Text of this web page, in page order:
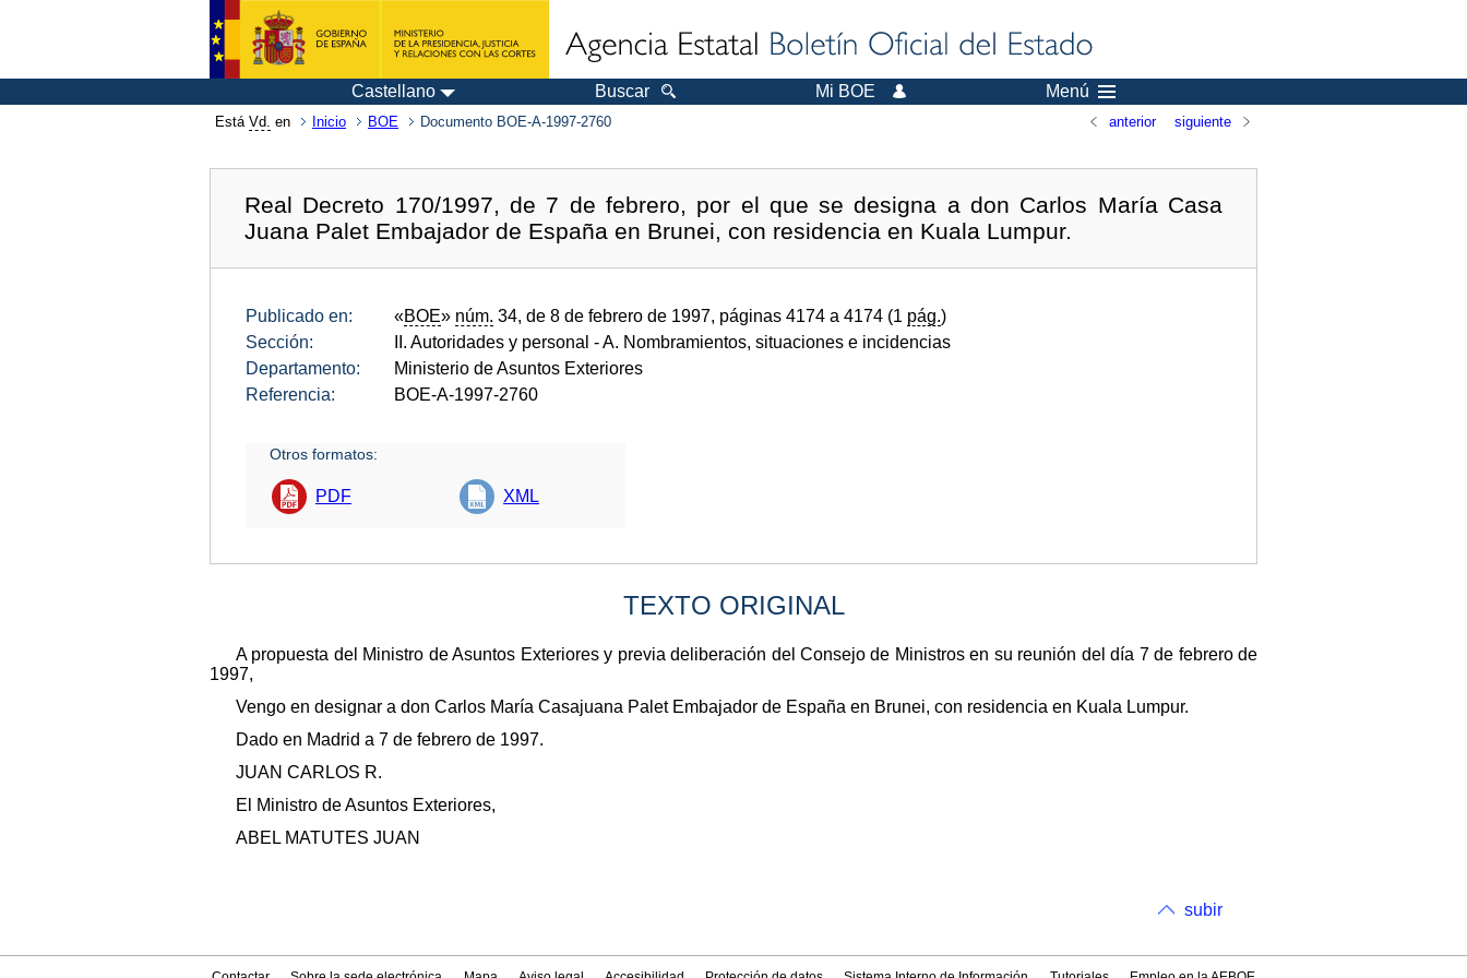
Castellano Buscar Mi BOE Menú
Está Vd. en Inicio BOE Documento BOE-A-1997-2760 anterior siguiente
Real Decreto 170/1997, de 7 de febrero, por el que se designa a don Carlos María Casa
Juana Palet Embajador de España en Brunei, con residencia en Kuala Lumpur.
Publicado en: «BOE» núm. 34, de 8 de febrero de 1997, páginas 4174 a 4174 (1 pág.)
Sección:
II. Autoridades y personal - A. Nombramientos, situaciones e incidencias
Departamento:
Ministerio de Asuntos Exteriores
Referencia:
BOE-A-1997-2760
Otros formatos:
PDF XML
TEXTO ORIGINAL
A propuesta del Ministro de Asuntos Exteriores y previa deliberación del Consejo de Ministros en su reunión del día 7 de febrero de
1997,
Vengo en designar a don Carlos María Casajuana Palet Embajador de España en Brunei, con residencia en Kuala Lumpur.
Dado en Madrid a 7 de febrero de 1997.
JUAN CARLOS R.
El Ministro de Asuntos Exteriores,
ABEL MATUTES JUAN
subir